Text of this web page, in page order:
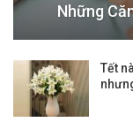
Những
Tết